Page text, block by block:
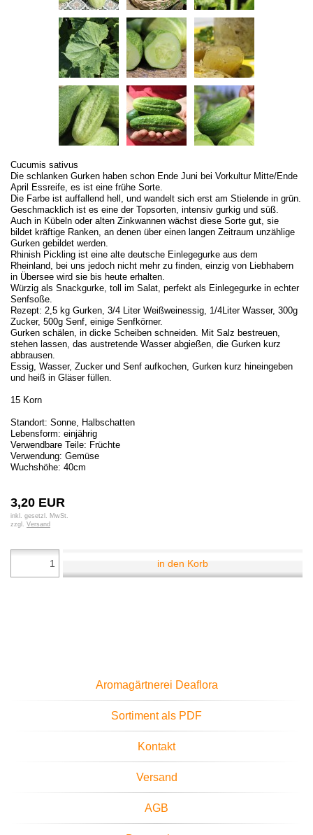
Cucumis sativus
Die schlanken Gurken haben schon Ende Juni bei Vorkultur Mitte/Ende
April Essreife, es ist eine frühe Sorte.
Die Farbe ist auffallend hell, und wandelt sich erst am Stielende in grün.
Geschmacklich ist es eine der Topsorten, intensiv gurkig und süß.
Auch in Kübeln oder alten Zinkwannen wächst diese Sorte gut, sie
bildet kräftige Ranken, an denen über einen langen Zeitraum unzählige
Gurken gebildet werden.
Rhinish Pickling ist eine alte deutsche Einlegegurke aus dem
Rheinland, bei uns jedoch nicht mehr zu finden, einzig von Liebhabern
in Übersee wird sie bis heute erhalten.
Würzig als Snackgurke, toll im Salat, perfekt als Einlegegurke in echter
Senfsoße.
Rezept: 2,5 kg Gurken, 3/4 Liter Weißweinessig, 1/4Liter Wasser, 300g
Zucker, 500g Senf, einige Senfkörner.
Gurken schälen, in dicke Scheiben schneiden. Mit Salz bestreuen,
stehen lassen, das austretende Wasser abgießen, die Gurken kurz
abbrausen.
Essig, Wasser, Zucker und Senf aufkochen, Gurken kurz hineingeben
und heiß in Gläser füllen.
15 Korn
Standort: Sonne, Halbschatten
Lebensform: einjährig
Verwendbare Teile: Früchte
Verwendung: Gemüse
Wuchshöhe: 40cm
3,20 EUR
inkl. gesetzl. MwSt.
zzgl. Versand
in den Korb
Aromagärtnerei Deaflora
Sortiment als PDF
Kontakt
Versand
AGB